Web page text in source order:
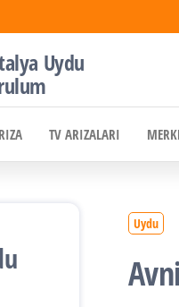
Uydu
TV ARIZALARI
Uydu